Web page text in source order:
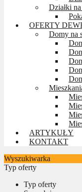
Działki
OFERTY
Domy na
ARTYKUŁY
KONTAKT
Wyszukiwarka
Typ oferty
Typ oferty